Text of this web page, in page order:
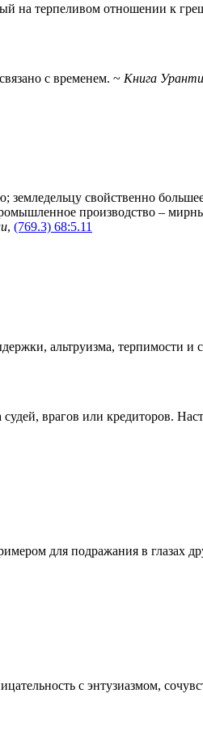
на терпеливом отношении к
с временем. ~ Книга
земледельцу свойственно
производство –
, (769.3) 68:5.11
альтруизма, терпимости и
врагов или кредиторов.
для подражания в глазах
с энтузиазмом,